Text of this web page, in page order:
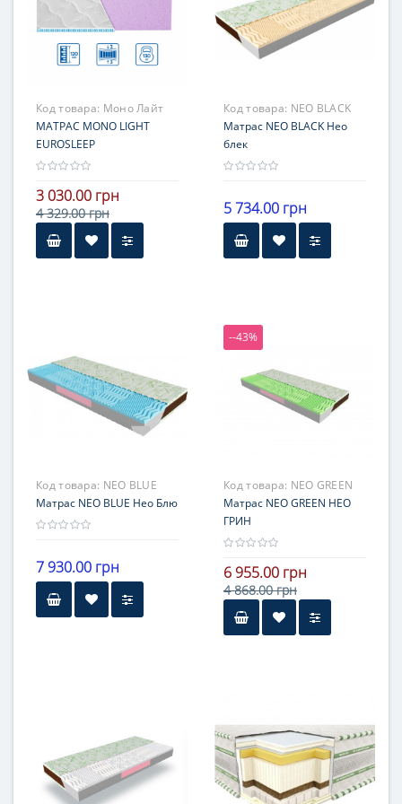
жесткостью
Гарантия
18 месяцев
Код товара: Моно Лайт
Еврослип
МАТРАС MONO LIGHT
EUROSLEEP
3 030.00 грн
4 329.00 грн
Жесткость
средней жесткости
Код товара: NEO BLACK
Матрас NEO BLACK Нео
блек
5 734.00 грн
121-140 кг
жесткие
Гарантия
Код товара: NEO BLUE
Матрас NEO BLUE Нео Блю
7 930.00 грн
средней жесткости
Гарантия
18 месяцев
--43%
Код товара: NEO GREEN
Матрас NEO GREEN НЕО
ГРИН
6 955.00 грн
4 868.00 грн
Жесткость
средней жесткости
Гарантия